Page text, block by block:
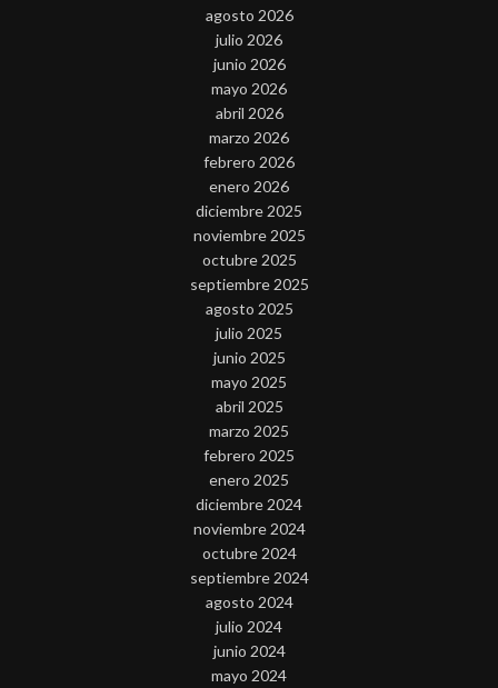
agosto 2026
julio 2026
junio 2026
mayo 2026
abril 2026
marzo 2026
febrero 2026
enero 2026
diciembre 2025
noviembre 2025
octubre 2025
septiembre 2025
agosto 2025
julio 2025
junio 2025
mayo 2025
abril 2025
marzo 2025
febrero 2025
enero 2025
diciembre 2024
noviembre 2024
octubre 2024
septiembre 2024
agosto 2024
julio 2024
junio 2024
mayo 2024